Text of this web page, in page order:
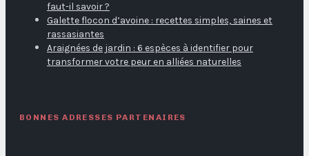
faut-il savoir ?
Galette flocon d’avoine : recettes simples, saines et
rassasiantes
Araignées de jardin : 6 espèces à identifier pour
transformer votre peur en alliées naturelles
BONNES ADRESSES PARTENAIRES